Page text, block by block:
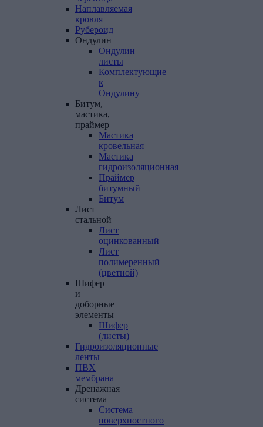
Наплавляемая
кровля
Рубероид
Ондулин
Ондулин
листы
Комплектующие
к
Ондулину
Битум,
мастика,
праймер
Мастика
кровельная
Мастика
гидроизоляционная
Праймер
битумный
Битум
Лист
стальной
Лист
оцинкованный
Лист
полимеренный
(цветной)
Шифер
и
доборные
элементы
Шифер
(листы)
Гидроизоляционные
ленты
ПВХ
мембрана
Дренажная
система
Система
поверхностного